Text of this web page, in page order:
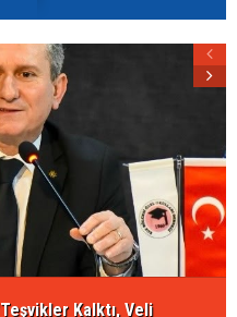
Kalktı, Veli